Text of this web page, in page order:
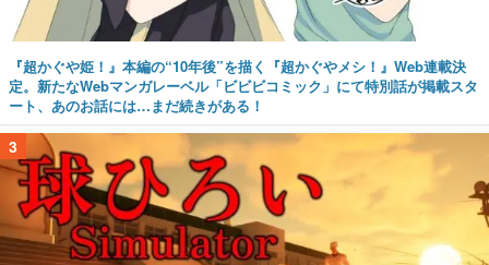
『超かぐや姫！』本編の“10年後”を描く『超かぐやメシ！』Web連載決
定。新たなWebマンガレーベル「ビビビコミック」にて特別話が掲載スタ
ート、あのお話には…まだ続きがある！
3